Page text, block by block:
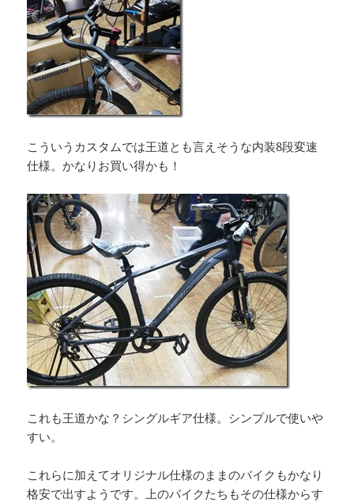
こういうカスタムでは王道とも言えそうな内装8段変速
仕様。かなりお買い得かも！
これも王道かな？シングルギア仕様。シンプルで使いや
すい。
これらに加えてオリジナル仕様のままのバイクもかなり
格安で出すようです。上のバイクたちもその仕様からす